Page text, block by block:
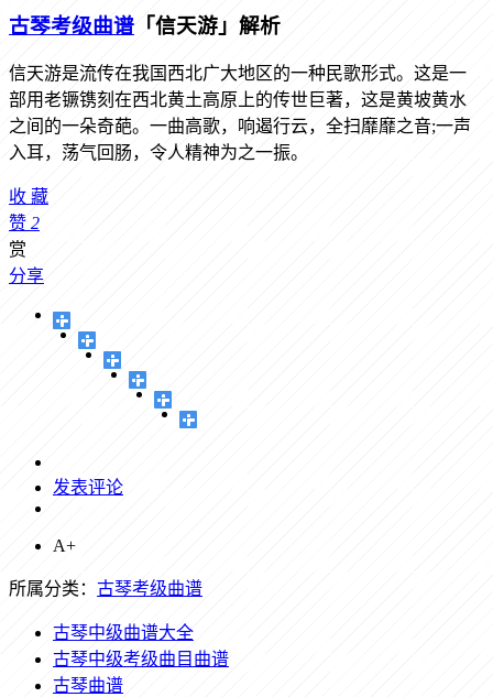
古琴考级曲谱 「信天游」解析
信天游是流传在我国西北广大地区的一种民歌形式。这是一
部用老镢镌刻在西北黄土高原上的传世巨著，这是黄坡黄水
之间的一朵奇葩。一曲高歌，响遏行云，全扫靡靡之音;一声
入耳，荡气回肠，令人精神为之一振。
收 藏
赞 2
赏
分享
发表评论
A+
所属分类： 古琴考级曲谱
古琴中级曲谱大全
古琴中级考级曲目曲谱
古琴曲谱